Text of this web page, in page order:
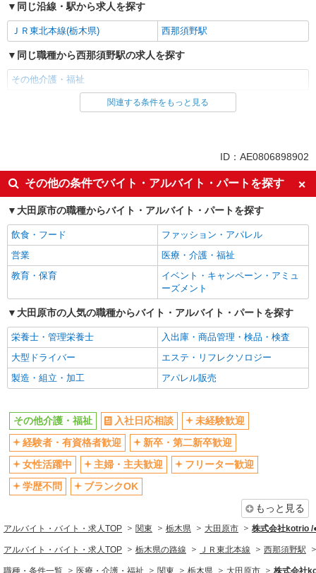
同じ沿線・駅から求人を探す
ＪＲ東北本線(栃木県) 西那須野駅
同じ職種から西那須野駅の求人を探す
その他介護・福祉
同じ雇用形態から西那須野駅の求人を探す
入社日応相談
未経験歓迎
経験者・有資格者歓迎
新卒・第二新卒歓迎
女性活躍中
主婦・主夫歓迎
フリーター歓迎
学歴不問
ブランクOK
ミドル（40代～）活躍中
エルダー（50代～）活躍中
シニア（60代～）活躍中
高収入・高額
ボーナス・賞与あり
昇給あり
完全週休2日制
フルタイム歓迎
禁煙・分煙
駅直結・駅チカ
車通勤OK
バイク通勤OK
自転車通勤OK
社会保険あり
産休・育休取得実績あり
退職金・財形貯蓄制度あり
各種手当（家族・役職・インセン
ティブなど）あり
制服貸与
研修制度あり
資格取得支援制度あり
医療・介護・福祉
同じ特徴から求人を探す
関連する条件をもっと見る
ID：AE0806898902
その他の条件でバイト・アルバイト・パートを探す
大田原市の職種からバイト・アルバイト・パートを探す
飲食・フード
ファッション・アパレル
営業
医療・介護・福祉
教育・保育
イベント・キャンペーン・アミュ
ーズメント
大田原市の人気の職種からバイト・アルバイト・パートを探す
栄養士・管理栄養士
入出庫・商品管理・検品・検査
大型ドライバー
エステ・リフレクソロジー
製造・組立・加工
アパレル販売
その他介護・福祉 入社日応相談
未経験歓迎
経験者・有資格者歓迎
新卒・第二新卒歓迎
女性活躍中
主婦・主夫歓迎
フリーター歓迎
学歴不問
ブランクOK
もっと見る
アルバイト・バイト・求人TOP 関東 栃木県 大田原市 株式会社kotrio /
アルバイト・バイト・求人TOP 栃木県の路線 ＪＲ東北本線 西那須野駅
職種・条件一覧 医療・介護・福祉 関東 栃木県 大田原市 株式会社